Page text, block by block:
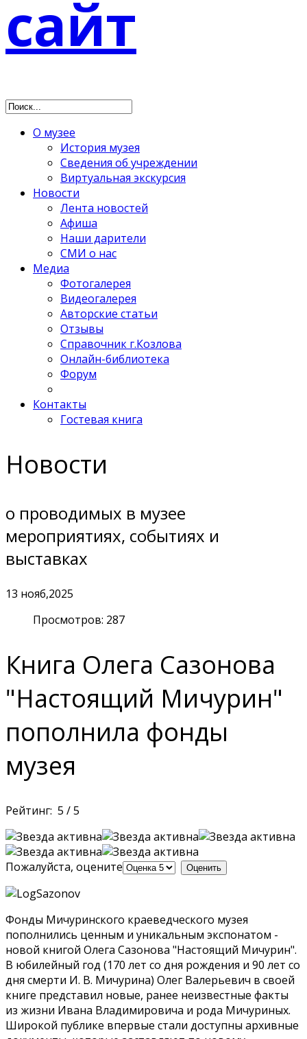
О музее
История музея
Сведения об учреждении
Виртуальная экскурсия
Новости
Лента новостей
Афиша
Наши дарители
СМИ о нас
Медиа
Фотогалерея
Видеогалерея
Авторские статьи
Отзывы
Справочник г.Козлова
Онлайн-библиотека
Форум
Контакты
Гостевая книга
Новости
о проводимых в музее
мероприятиях, событиях и
выставках
13 нояб,2025
Просмотров: 287
Книга Олега Сазонова
"Настоящий Мичурин"
пополнила фонды
музея
Рейтинг: 5 /5
Пожалуйста, оцените
Фонды Мичуринского краеведческого музея
пополнились ценным и уникальным экспонатом -
новой книгой Олега Сазонова "Настоящий Мичурин".
В юбилейный год (170 лет со дня рождения и 90 лет со
дня смерти И. В. Мичурина) Олег Валерьевич в своей
книге представил новые, ранее неизвестные факты
из жизни Ивана Владимировича и рода Мичуриных.
Широкой публике впервые стали доступны архивные